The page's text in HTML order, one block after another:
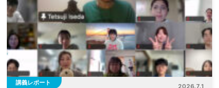
シ
ョ
ン
講義レポート
2026.7.1